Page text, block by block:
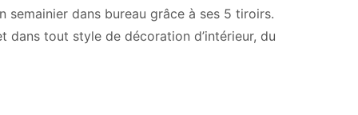
semainier dans bureau grâce à ses 5 tiroirs.
dans tout style de décoration d’intérieur, du